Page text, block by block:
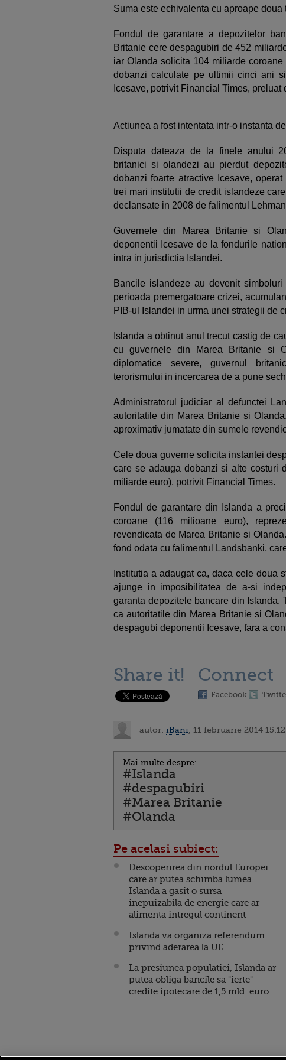
Suma este echivalenta cu aproape
Fondul de garantare a depozitelor
Britanie cere despagubiri de 452
iar Olanda solicita 104 miliarde
dobanzi calculate pe ultimii cinci ani
Icesave, potrivit Financial Times, preluat
Actiunea a fost intentata intr-o instanta
Disputa dateaza de la finele anului
britanici si olandezi au pierdut
dobanzi foarte atractive Icesave,
trei mari institutii de credit islandeze
declansate in 2008 de falimentul
Guvernele din Marea Britanie si
deponentii Icesave de la fondurile
intra in jurisdictia Islandei.
Bancile islandeze au devenit
perioada premergatoare crizei,
PIB-ul Islandei in urma unei strategii de
Islanda a obtinut anul trecut castig de
cu guvernele din Marea Britanie si
diplomatice severe, guvernul
terorismului in incercarea de a pune
Administratorul judiciar al defunctei
autoritatile din Marea Britanie si
aproximativ jumatate din sumele
Cele doua guverne solicita instantei
care se adauga dobanzi si alte costuri
miliarde euro), potrivit Financial Times.
Fondul de garantare din Islanda a
coroane (116 milioane euro),
revendicata de Marea Britanie si
fond odata cu falimentul Landsbanki,
Institutia a adaugat ca, daca cele doua
ajunge in imposibilitatea de a-si
garanta depozitele bancare din Islanda.
ca autoritatile din Marea Britanie si
despagubi deponentii Icesave, fara a
Share it! Connect
Facebook
autor: iBani , 11 februarie 2014 15:12
Mai multe despre:
#Islanda
#despagubiri
#Marea Britanie
#Olanda
Pe acelasi subiect:
Descoperirea din nordul Europei
care ar putea schimba lumea.
Islanda a gasit o sursa
inepuizabila de energie care ar
alimenta intregul continent
Islanda va organiza referendum
privind aderarea la UE
La presiunea populatiei, Islanda ar
putea obliga bancile sa "ierte"
credite ipotecare de 1,5 mld. euro